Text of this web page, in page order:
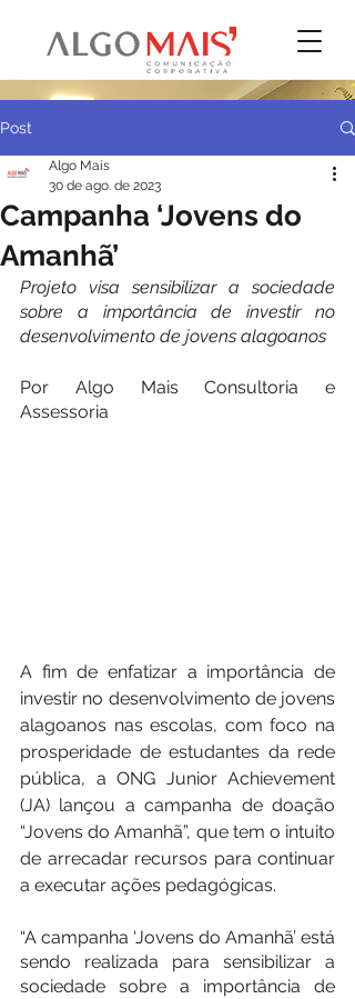
Post
Campanha ‘Jovens do
Amanhã’
Algo Mais
30 de ago. de 2023
Projeto visa sensibilizar a sociedade
sobre a importância de investir no
desenvolvimento de jovens alagoanos
Por Algo Mais Consultoria e
Assessoria
A fim de enfatizar a importância de
investir no desenvolvimento de jovens
alagoanos nas escolas, com foco na
prosperidade de estudantes da rede
pública, a ONG Junior Achievement
(JA) lançou a campanha de doação
“Jovens do Amanhã”, que tem o intuito
de arrecadar recursos para continuar
a executar ações pedagógicas.
“A campanha ‘Jovens do Amanhã’ está
sendo realizada para sensibilizar a
sociedade sobre a importância de